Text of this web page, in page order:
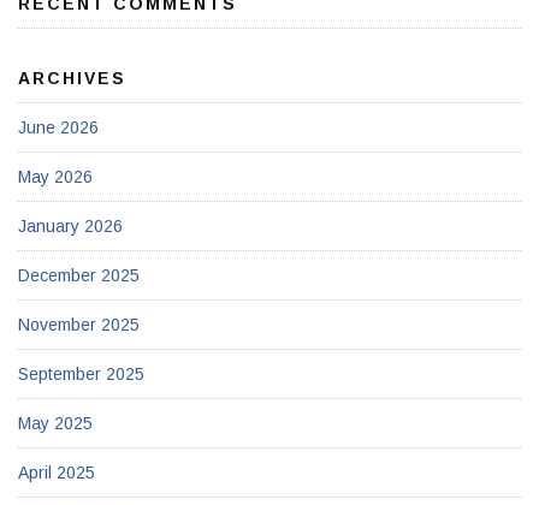
RECENT COMMENTS
ARCHIVES
June 2026
May 2026
January 2026
December 2025
November 2025
September 2025
May 2025
April 2025